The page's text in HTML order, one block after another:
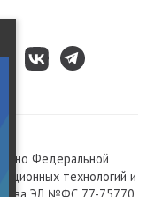
Федеральной
технологий и
ЭЛ №ФС 77-75770.